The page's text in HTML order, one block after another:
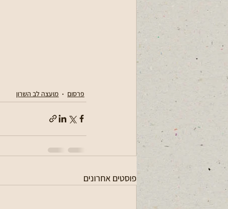
פרסום מועצה לב השרון
פוסטים אחרונים